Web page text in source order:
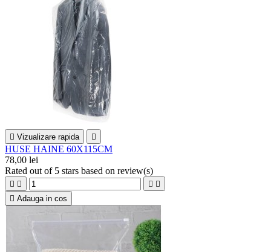
 Vizualizare rapida 
HUSE HAINE 60X115CM
78,00 lei
Rated out of 5 stars based on review(s)
   
 Adauga in cos